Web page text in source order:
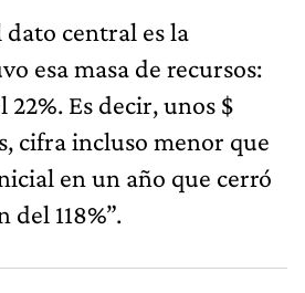
dato central es la
esa masa de recursos:
Es decir, unos $
cifra incluso menor que
en un año que cerró
118%”.